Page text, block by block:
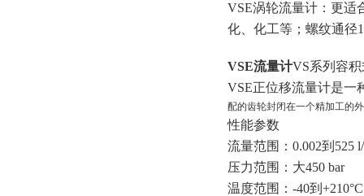
VSE涡轮流量计：更适
化、化工等；螺纹通径
VSE流量计VS系列容
VSE正位移流量计是一
配的齿轮封闭在一个精加工的
性能参数
流量范围：0.002到525
压力范围：大450 bar
温度范围：-40到+210°C